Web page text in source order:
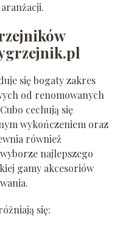
się bogaty zakres
od renomowanych
cechują się
wykończeniem oraz
również
najlepszego
gamy akcesoriów
się: